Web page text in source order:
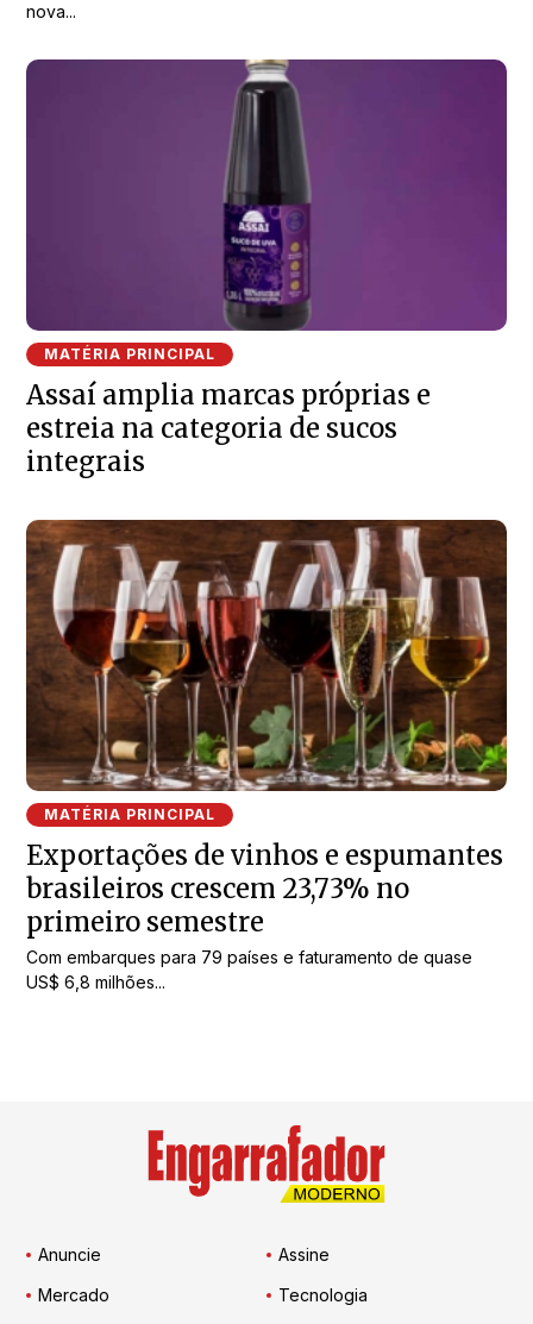
nova...
MATÉRIA PRINCIPAL
Assaí amplia marcas próprias e
estreia na categoria de sucos
integrais
MATÉRIA PRINCIPAL
Exportações de vinhos e espumantes
brasileiros crescem 23,73% no
primeiro semestre
Com embarques para 79 países e faturamento de quase
US$ 6,8 milhões...
Anuncie
Assine
Mercado
Tecnologia